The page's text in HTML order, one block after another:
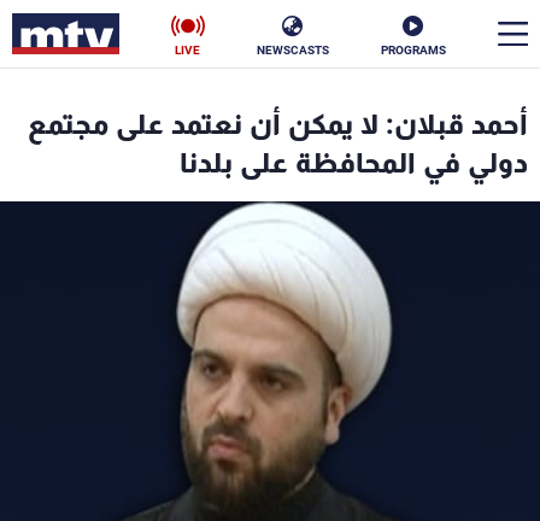
PROGRAMS
NEWSCASTS
LIVE
أحمد قبلان: لا يمكن أن نعتمد على مجتمع
دولي في المحافظة على بلدنا
en
الأخبار
ناس
فن
رياضة